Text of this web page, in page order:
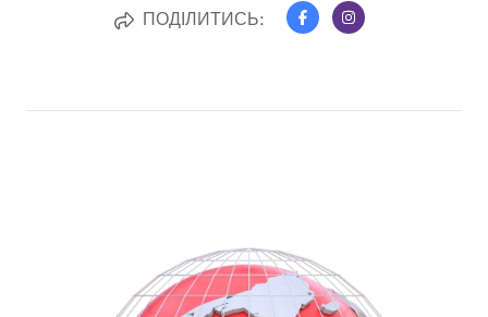
ПОДІЛИТИСЬ: